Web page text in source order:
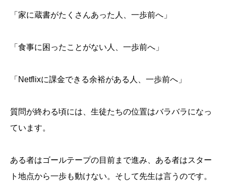
「家に蔵書がたくさんあった人、一歩前へ」
「食事に困ったことがない人、一歩前へ」
「Netflixに課金できる余裕がある人、一歩前へ」
質問が終わる頃には、生徒たちの位置はバラバラになっ
ています。
ある者はゴールテープの目前まで進み、ある者はスター
ト地点から一歩も動けない。そして先生は言うのです。